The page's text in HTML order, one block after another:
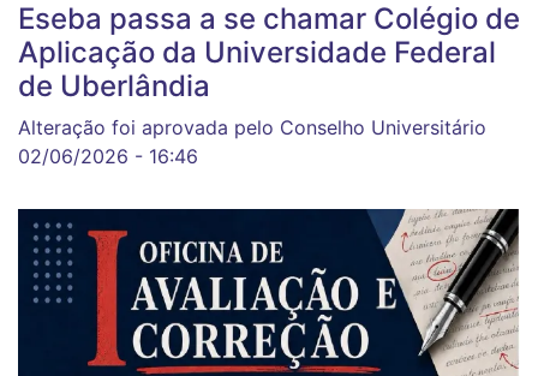
Eseba passa a se chamar Colégio de
Aplicação da Universidade Federal
de Uberlândia
Alteração foi aprovada pelo Conselho Universitário
02/06/2026 - 16:46